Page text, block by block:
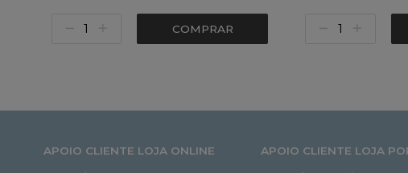
COMPRAR
APOIO CLIENTE LOJA ONLINE
APOIO CLIENTE LOJA